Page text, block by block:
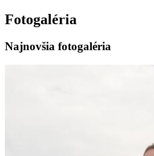
Fotogaléria
Najnovšia fotogaléria